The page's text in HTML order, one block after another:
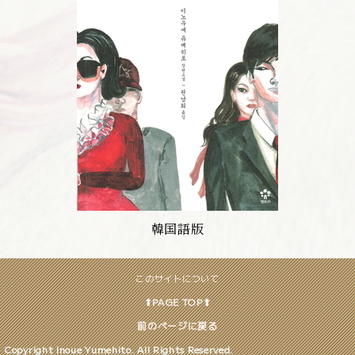
韓国語版
このサイトについて
⬆︎PAGE TOP⬆︎
前のページに戻る
Copyright Inoue Yumehito. All Rights Reserved.